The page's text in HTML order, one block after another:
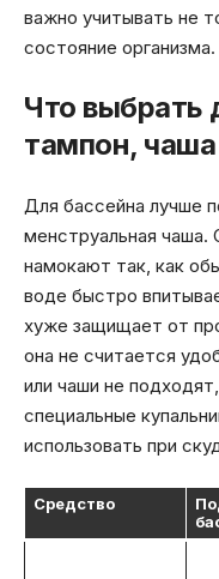
важно учитывать не
состояние организма.
Что выбрать
тампон,
Для бассейна лучше
менструальная чаша.
намокают так, как
воде быстро
хуже защищает от
она не считается
или чаши не
специальные
использовать при
Средство